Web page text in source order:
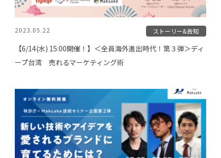
2023.05.22 ストーリー&告知
【6/14(水) 15:00開催！】＜全員海外進出時代！第３弾＞ディ
ープ台湾 売れるマーケティング術